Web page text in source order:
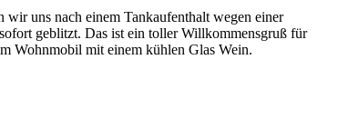
uns nach einem Tankaufenthalt wegen einer
geblitzt. Das ist ein toller Willkommensgruß für
Wohnmobil mit einem kühlen Glas Wein.